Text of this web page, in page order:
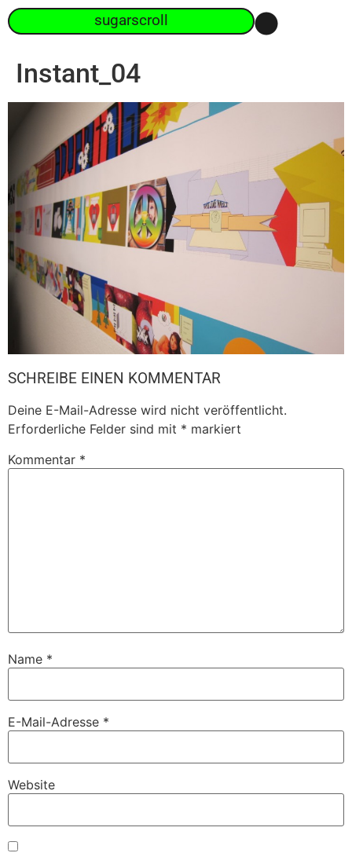
sugarscroll
Instant_04
SCHREIBE EINEN KOMMENTAR
Deine E-Mail-Adresse wird nicht veröffentlicht.
Erforderliche Felder sind mit * markiert
Kommentar *
Name *
E-Mail-Adresse *
Website